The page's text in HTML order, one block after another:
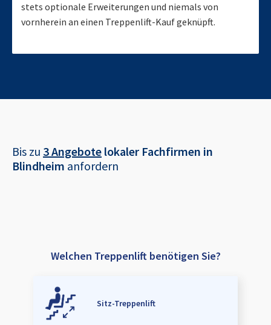
stets optionale Erweiterungen und niemals von
vornherein an einen Treppenlift-Kauf geknüpft.
Bis zu 3 Angebote lokaler Fachfirmen in
Blindheim anfordern
Welchen Treppenlift benötigen Sie?
Sitz-Treppenlift